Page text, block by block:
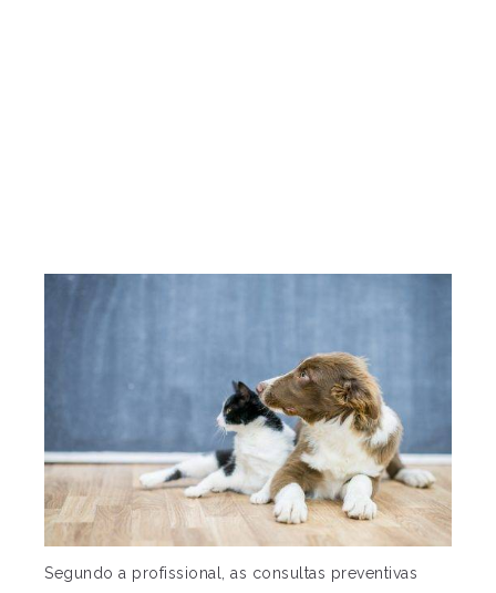
Segundo a profissional, as consultas preventivas